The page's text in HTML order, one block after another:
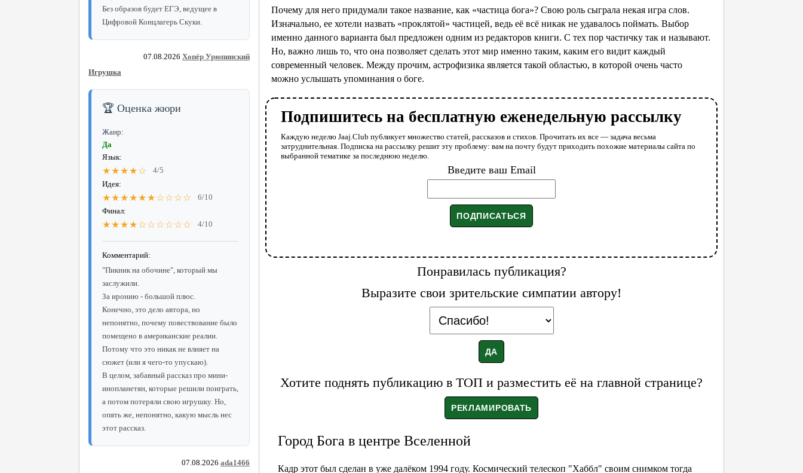
Без образов будет ЕГЭ, ведущее в
Цифровой Концлагерь Скуки.
07.08.2026 Хопёр Урюпинский
Игрушка
🏆 Оценка жюри
Жанр:
Да
Язык:
★★★★☆
4/5
Идея:
★★★★★★☆☆☆☆
6/10
Финал:
★★★★☆☆☆☆☆☆ 4/10
Комментарий:
"Пикник на обочине", который мы
заслужили.
За иронию - большой плюс.
Конечно, это дело автора, но
непонятно, почему повествование было
помещено в американские реалии.
Потому что это никак не влияет на
сюжет (или я чего-то упускаю).
В целом, забавный рассказ про мини-
инопланетян, которые решили поиграть,
а потом потеряли свою игрушку. Но,
опять же, непонятно, какую мысль нес
этот рассказ.
07.08.2026 ada1466
Почему для него придумали такое название, как «частица бога»? Свою роль сыграла некая игра слов.
Изначально, ее хотели назвать «проклятой» частицей, ведь её всё никак не удавалось поймать. Выбор
именно данного варианта был предложен одним из редакторов книги. С тех пор частичку так и называют.
Но, важно лишь то, что она позволяет сделать этот мир именно таким, каким его видит каждый
современный человек. Между прочим, астрофизика является такой областью, в которой очень часто
можно услышать упоминания о боге.
Подпишитесь на бесплатную еженедельную рассылку
Каждую неделю Jaaj.Club публикует множество статей, рассказов и стихов. Прочитать их все — задача весьма
затруднительная. Подписка на рассылку решит эту проблему: вам на почту будут приходить похожие материалы сайта по
выбранной тематике за последнюю неделю.
Введите ваш Email
Понравилась публикация?
Выразите свои зрительские симпатии автору!
Хотите поднять публикацию в ТОП и разместить её на главной странице?
Город Бога в центре Вселенной
Кадр этот был сделан в уже далёком 1994 году. Космический телескоп "Хаббл" своим снимком тогда